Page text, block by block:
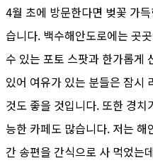
4월 초에 방문한다면 벚꽃 가
습니다. 백수해안도로에는 곳
수 있는 포토 스팟과 한가롭게
있어 여유가 있는 분들은 잠시
것도 좋을 것입니다. 또한 경
능한 카페도 많습니다. 저는
간 송편을 간식으로 사 먹었는